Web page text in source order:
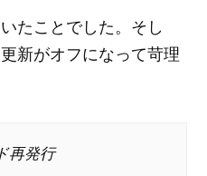
たことでした。そし
新がオフになって苛理
再発行